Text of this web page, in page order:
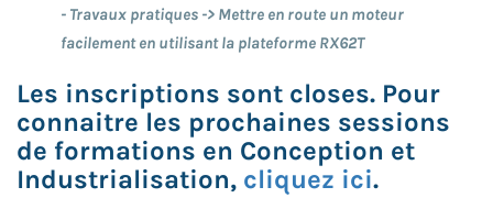
- Travaux pratiques -> Mettre en route un moteur
facilement en utilisant la plateforme RX62T
Les inscriptions sont closes. Pour
connaitre les prochaines sessions
de formations en Conception et
Industrialisation, cliquez ici.